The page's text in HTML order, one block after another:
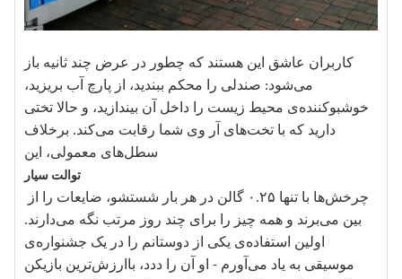
کاربران عاشق این هستند که چطور در عرض چند ثانیه باز
می‌شود: صندلی را محکم ببندید، از پارچ آب بریزید،
خوشبوکننده‌ی محیط زیست را داخل آن بیندازید، و حالا تختی
دارید که با تخت‌های آر وی شما رقابت می‌کند. برخلاف
سطل‌های معمولی، این
توالت سیار
بین می‌برند و همه چیز را برای چند روز مرتب نگه می‌دارند.
اولین استفاده‌ی یکی از دوستانم را در یک جشنواره‌ی
موسیقی به یاد می‌آورم - او آن را ددد، باارزش‌ترین بازیکن